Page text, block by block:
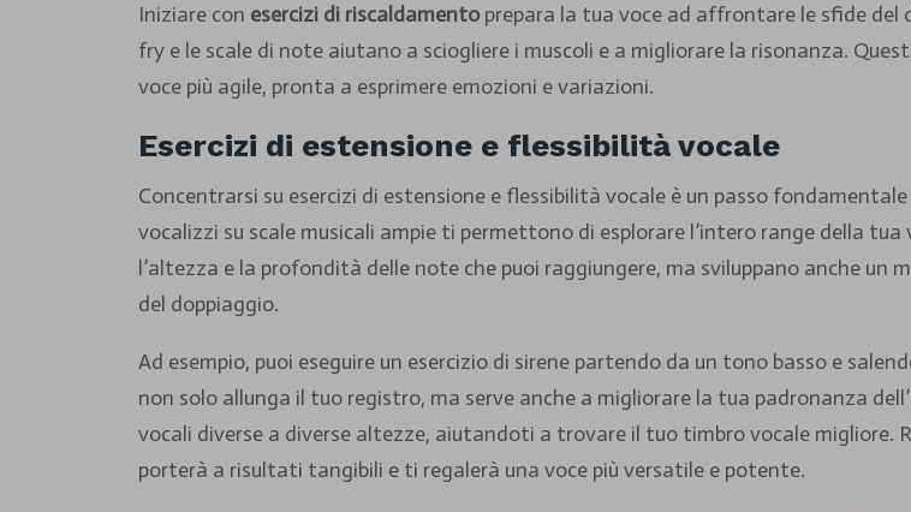
Iniziare con esercizi di riscaldamentoprepara la tua voce ad affrontare le sfide del
fry e le scale di note aiutano a sciogliere i muscoli e a migliorare la risonanza.
voce più agile, pronta a esprimere emozioni e variazioni.
Esercizi di estensione e flessibilità vocale
Concentrarsi su esercizi di estensione e flessibilità vocale è un passo
vocalizzi su scale musicali ampie ti permettono di esplorare l’intero range della
l’altezza e la profondità delle note che puoi raggiungere, ma sviluppano anche un
del doppiaggio.
Ad esempio, puoi eseguire un esercizio di sirene partendo da un tono basso e
non solo allunga il tuo registro, ma serve anche a migliorare la tua padronanza
vocali diverse a diverse altezze, aiutandoti a trovare il tuo timbro vocale
porterà a risultati tangibili e ti regalerà una voce più versatile e potente.